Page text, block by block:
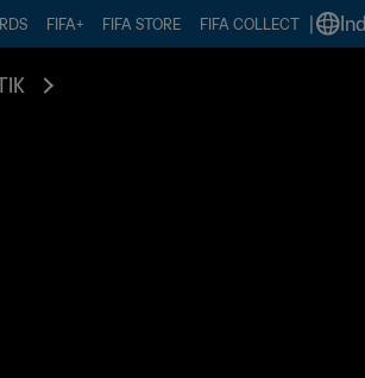
FIFA+ FIFA STORE FIFA COLLECT